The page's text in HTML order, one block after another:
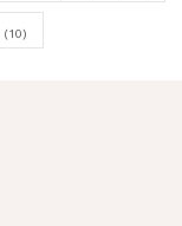
(10)